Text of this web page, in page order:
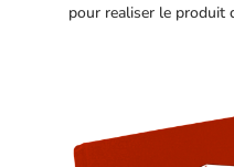
pour realiser le produit